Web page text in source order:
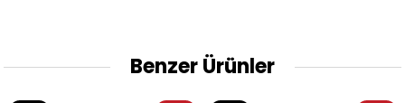
Benzer Ürünler